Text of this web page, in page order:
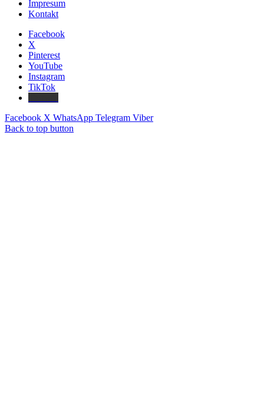
Impresum
Kontakt
Facebook
X
Pinterest
YouTube
Instagram
TikTok
Facebook X WhatsApp Telegram Viber
Back to top button